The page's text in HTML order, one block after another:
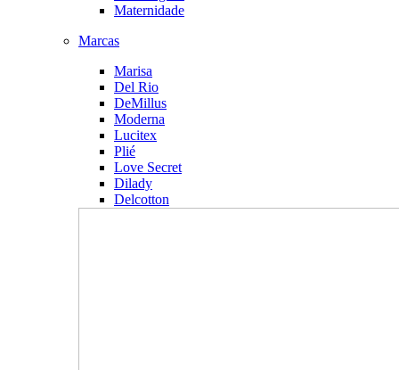
Maternidade
Marcas
Marisa
Del Rio
DeMillus
Moderna
Lucitex
Plié
Love Secret
Dilady
Delcotton